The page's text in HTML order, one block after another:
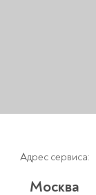
Адрес сервиса:
Москва